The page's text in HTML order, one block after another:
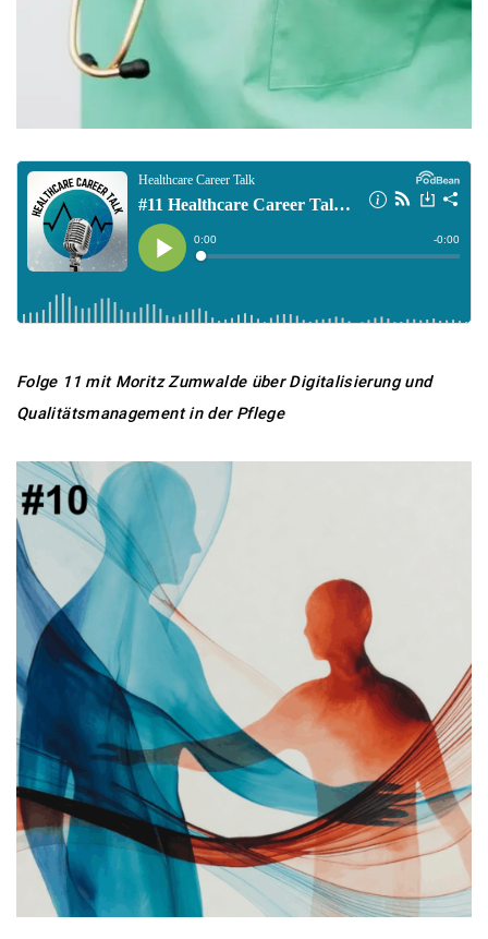
Folge 11 mit Moritz Zumwalde über Digitalisierung und
Qualitätsmanagement in der Pflege